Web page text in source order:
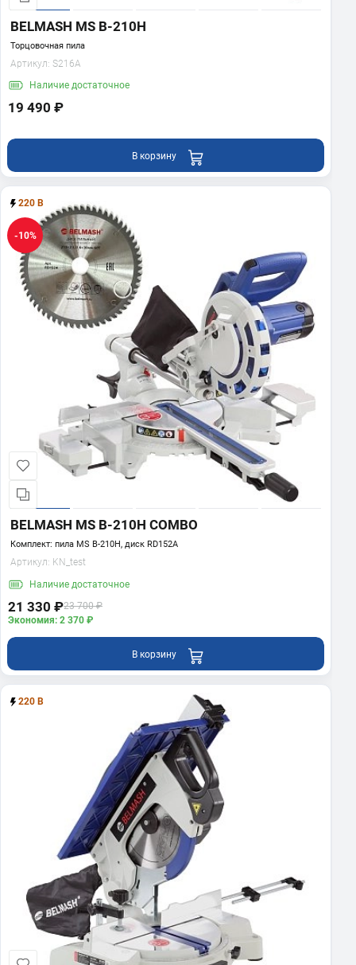
BELMASH MS B-210H
Торцовочная пила
Артикул: S216A
Наличие достаточное
19 490 ₽
В корзину
220 В
-10%
BELMASH MS B-210H COMBO
Комплект: пила MS B-210H, диск RD152A
Артикул: KN_test
Наличие достаточное
21 330 ₽23 700 ₽
Экономия: 2 370 ₽
В корзину
220 В